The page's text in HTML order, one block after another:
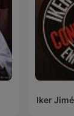
Iker